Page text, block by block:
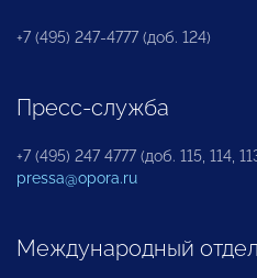
+7 (495) 247-4777 (доб. 124)
Пресс-служба
+7 (495) 247 4777 (доб. 115, 114,
pressa@opora.ru
Международный